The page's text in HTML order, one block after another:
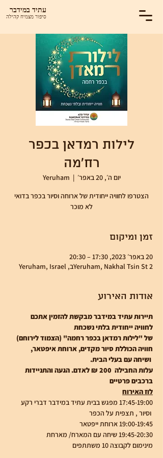
עתיד במידבר
סיפור מצמיח קהילה
לילות רמדאן בכפר
רח'מה
יום ה׳, 20 באפר׳
  |
Yeruham
הצטרפו לחוויה ייחודית של ארוחה וסיור בכפר בדואי
לא מוכר
זמן ומיקום
20 באפר׳ 2023, 17:30 – 20:30
Yeruham, Nakhal Tsin St 2ב, Yeruham, Israel
אודות האירוע
תיירות עתיד במידבר מבקשת להזמין אתכם
לחוויה ייחודית בלתי נשכחת
של "לילות רמדאן בכפר רחמה" (הצמוד לירוחם)
חוויה הכוללת סיור מקדים, ארוחת איפטאר,
ושיחה עם בעלי הבית.
עלות החבילה  200 ₪ לאדם. הגעה והתניידות
ברכבים פרטיים
לוז האירוח
17:45-19:00 מפגש בבית עתיד במידבר דברי רקע
וסיור , תצפית על הכפר
19:00-19:45 ארוחת ייפטאר
19:45-20:30 שיחה עם המארח/ מארחת
מינימום לקבוצה 10 משתתפים